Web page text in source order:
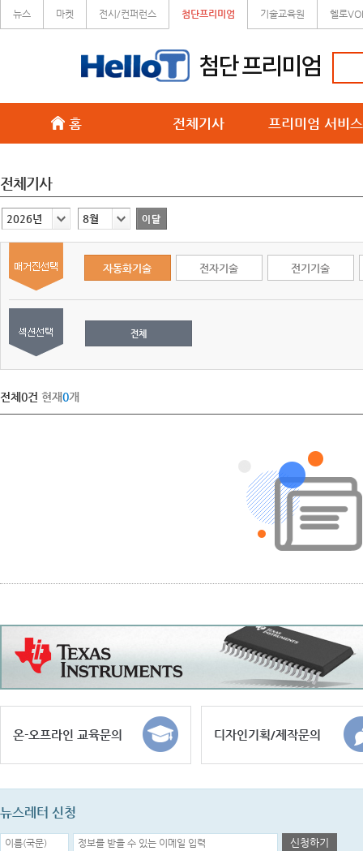
뉴스 마켓 전시/컨퍼런스 첨단프리미엄 기술교육원 헬로
홈 전체기사 프리미엄 서비
전체기사
2026년 8월
자동화기술 전자기술 전기기술
전체
전체 0건 현재0개
온-오프라인 교육문의 디자인기획/제작문의
뉴스레터 신청
신청하기